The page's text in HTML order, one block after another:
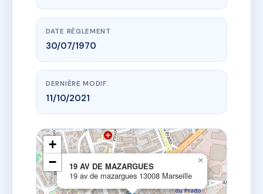
DATE RÈGLEMENT
30/07/1970
DERNIÈRE MODIF.
11/10/2021
19 AV DE MAZARGUES
19 av de mazargues 13008 Marseille
×
+
−